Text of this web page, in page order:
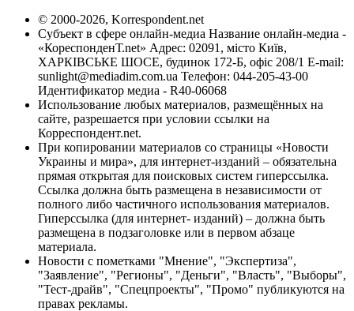
© 2000-2026, Korrespondent.net
Субъект в сфере онлайн-медиа Название онлайн-медиа -
«КореспонденТ.net» Адрес: 02091, місто Київ,
ХАРКІВСЬКЕ ШОСЕ, будинок 172-Б, офіс 208/1 E-mail:
sunlight@mediadim.com.ua Телефон: 044-205-43-00
Идентификатор медиа - R40-06068
Использование любых материалов, размещённых на
сайте, разрешается при условии ссылки на
Корреспондент.net.
При копировании материалов со страницы «Новости
Украины и мира», для интернет-изданий – обязательна
прямая открытая для поисковых систем гиперссылка.
Ссылка должна быть размещена в независимости от
полного либо частичного использования материалов.
Гиперссылка (для интернет- изданий) – должна быть
размещена в подзаголовке или в первом абзаце
материала.
Новости с пометками "Мнение", "Экспертиза",
"Заявление", "Регионы", "Деньги", "Власть", "Выборы",
"Тест-драйв", "Спецпроекты", "Промо" публикуются на
правах рекламы.